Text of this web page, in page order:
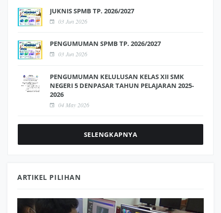
JUKNIS SPMB TP. 2026/2027
03 Jun 2026
PENGUMUMAN SPMB TP. 2026/2027
03 Jun 2026
PENGUMUMAN KELULUSAN KELAS XII SMK
NEGERI 5 DENPASAR TAHUN PELAJARAN 2025-
2026
04 May 2026
SELENGKAPNYA
ARTIKEL PILIHAN